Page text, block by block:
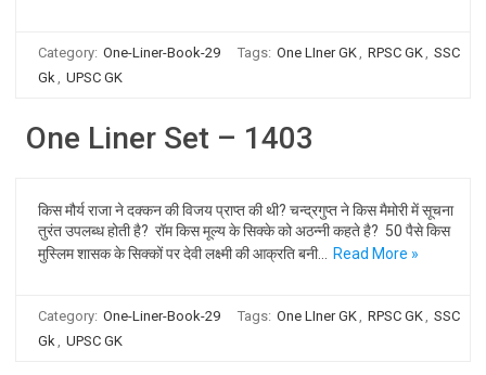
Category: One-Liner-Book-29 Tags: One LIner GK, RPSC GK, SSC
Gk, UPSC GK
One Liner Set – 1403
किस मौर्य राजा ने दक्कन की विजय प्राप्त की थी? चन्द्रगुप्त ने किस मैमोरी में सूचना
तुरंत उपलब्ध होती है? रॉम किस मूल्य के सिक्के को अठन्नी कहते है? 50 पैसे किस
मुस्लिम शासक के सिक्कों पर देवी लक्ष्मी की आक्रति बनी…
Read More »
Category: One-Liner-Book-29 Tags: One LIner GK, RPSC GK, SSC
Gk, UPSC GK